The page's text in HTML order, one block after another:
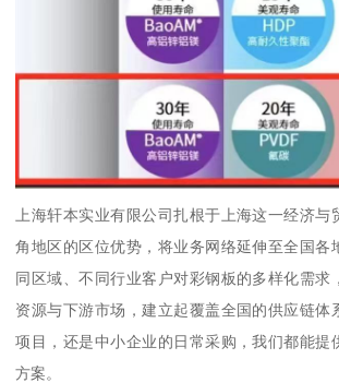
上海轩本实业有限公司扎根于上海这一经济与
角地区的区位优势，将业务网络延伸至全国各
同区域、不同行业客户对彩钢板的多样化需求
资源与下游市场，建立起覆盖全国的供应链体
项目，还是中小企业的日常采购，我们都能提
方案。